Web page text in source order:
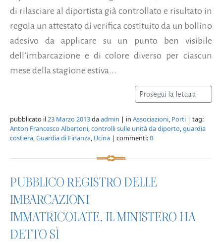
di rilasciare al diportista già controllato e risultato in
regola un attestato di verifica costituito da un bollino
adesivo da applicare su un punto ben visibile
dell’imbarcazione e di colore diverso per ciascun
mese della stagione estiva...
Prosegui la lettura
pubblicato il 23 Marzo 2013daadmin | in Associazioni Porti | tag:
Anton Francesco Albertoni controlli sulle unità da diporto guardia
costiera Guardia di Finanza Ucina | commenti:0
PUBBLICO REGISTRO DELLE
IMBARCAZIONI
IMMATRICOLATE, IL MINISTERO HA
DETTO SÌ